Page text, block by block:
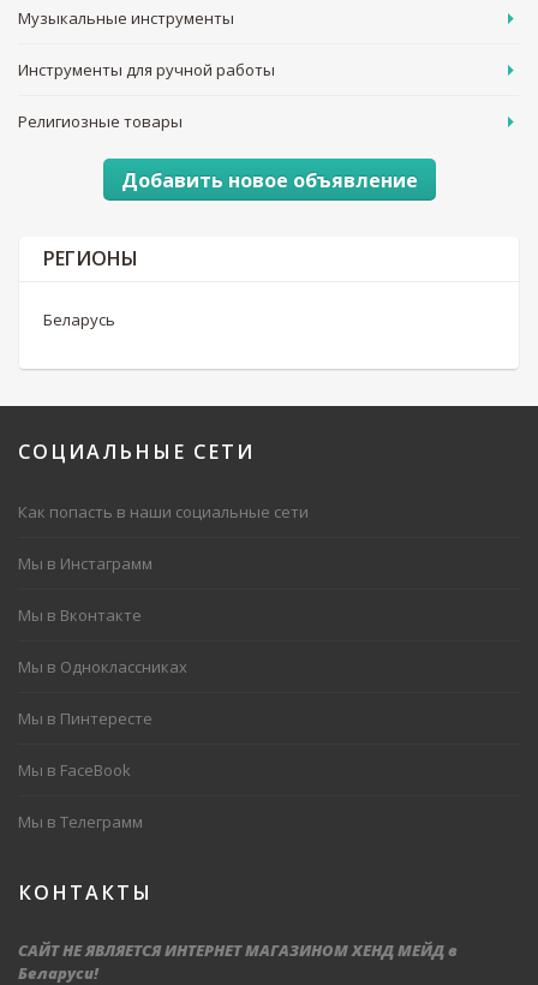
Музыкальные инструменты
Инструменты для ручной работы
Религиозные товары
Добавить новое объявление
РЕГИОНЫ
Беларусь
СОЦИАЛЬНЫЕ СЕТИ
Как попасть в наши социальные сети
Мы в Инстаграмм
Мы в Вконтакте
Мы в Одноклассниках
Мы в Пинтересте
Мы в FaceBook
Мы в Телеграмм
КОНТАКТЫ
САЙТ НЕ ЯВЛЯЕТСЯ ИНТЕРНЕТ МАГАЗИНОМ ХЕНД МЕЙД в
Беларуси!